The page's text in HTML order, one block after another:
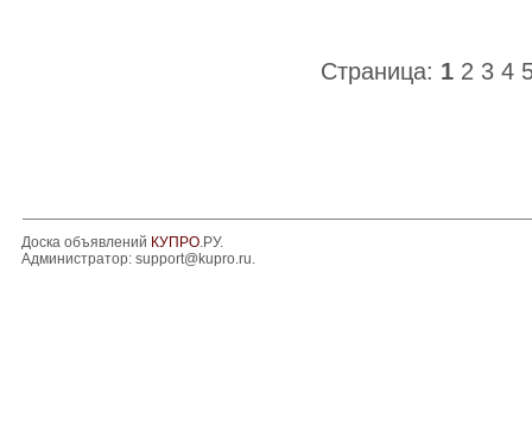
Страница: 1 2 3 4
Доска объявлений КУПРО.РУ.
Администратор: support@kupro.ru.